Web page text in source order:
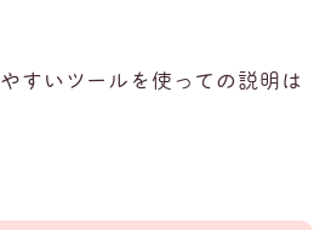
すいツールを使っての説明は